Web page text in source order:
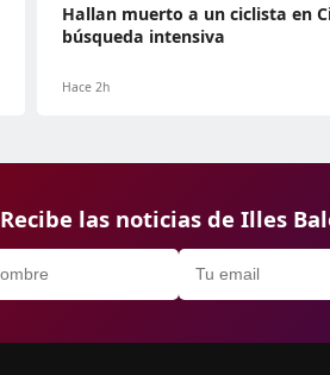
Hallan muerto a un ciclista en
búsqueda intensiva
Hace 2h
Recibe las noticias de Illes